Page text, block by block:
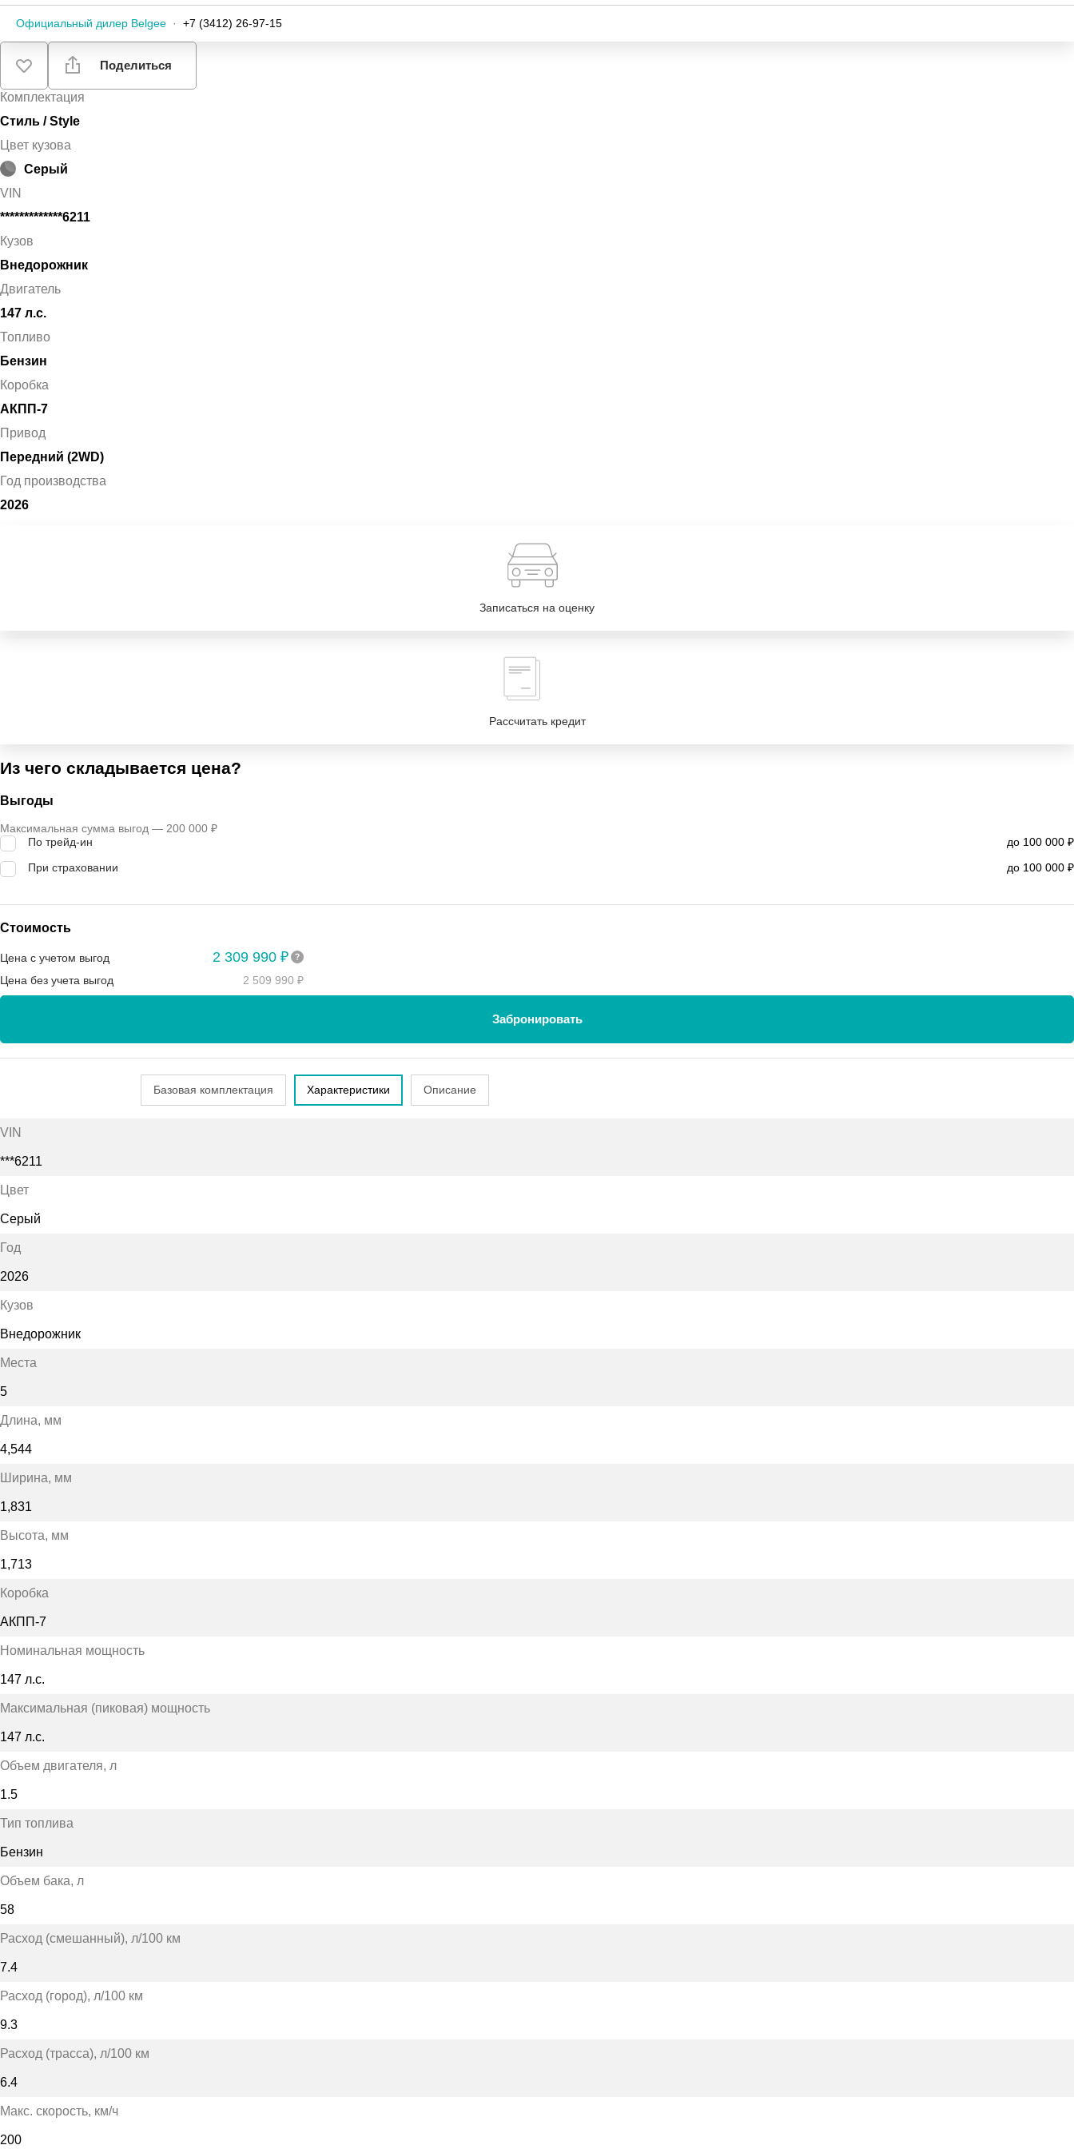
Официальный дилер Belgee · +7 (3412) 26-97-15
Поделиться
Комплектация
Стиль / Style
Цвет кузова
Серый
VIN
*************6211
Кузов
Внедорожник
Двигатель
147 л.с.
Топливо
Бензин
Коробка
АКПП-7
Привод
Передний (2WD)
Год производства
2026
Записаться на оценку
Рассчитать кредит
Из чего складывается цена?
Выгоды
Максимальная сумма выгод — 200 000 ₽
По трейд-ин
до 100 000 ₽
При страховании
до 100 000 ₽
Стоимость
Цена с учетом выгод 2 309 990 ₽
Цена без учета выгод 2 509 990 ₽
Забронировать
Базовая комплектация Характеристики Описание
VIN
***6211
Цвет
Серый
Год
2026
Кузов
Внедорожник
Места
5
Длина, мм
4,544
Ширина, мм
1,831
Высота, мм
1,713
Коробка
АКПП-7
Номинальная мощность
147 л.с.
Максимальная (пиковая) мощность
147 л.с.
Объем двигателя, л
1.5
Тип топлива
Бензин
Объем бака, л
58
Расход (смешанный), л/100 км
7.4
Расход (город), л/100 км
9.3
Расход (трасса), л/100 км
6.4
Макс. скорость, км/ч
200